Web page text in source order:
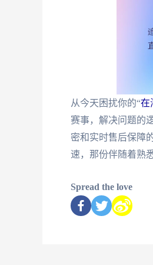
从今天困扰你的“在
赛事，解决问题的
密和实时售后保障
速，那份伴随着熟
Spread the love